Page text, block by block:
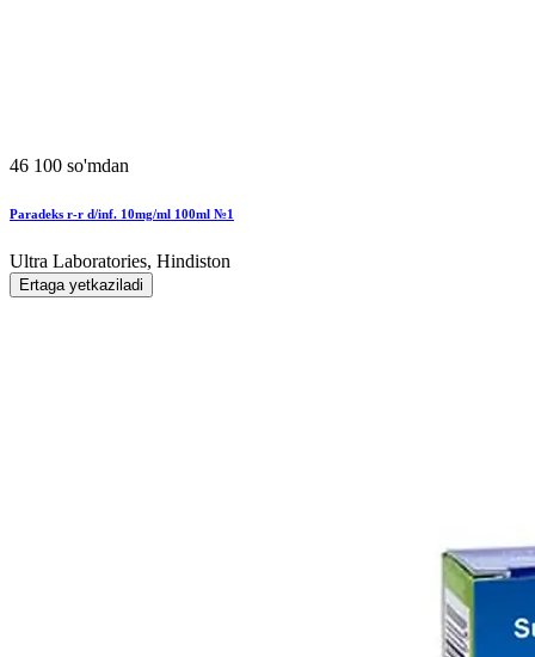
46 100 so'mdan
Paradeks r-r d/inf. 10mg/ml 100ml №1
Ultra Laboratories, Hindiston
Ertaga yetkaziladi